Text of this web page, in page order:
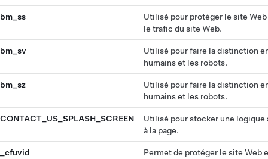
bm_ss
Utilisé pour protéger le site
le trafic du site Web.
bm_sv
Utilisé pour faire la distinction
humains et les robots.
bm_sz
Utilisé pour faire la distinction
humains et les robots.
CONTACT_US_SPLASH_SCREEN
Utilisé pour stocker une
à la page.
_cfuvid
Permet de protéger le site Web